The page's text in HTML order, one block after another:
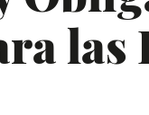
las